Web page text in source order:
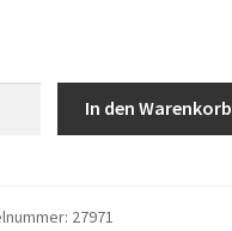
In den Warenkorb
27971